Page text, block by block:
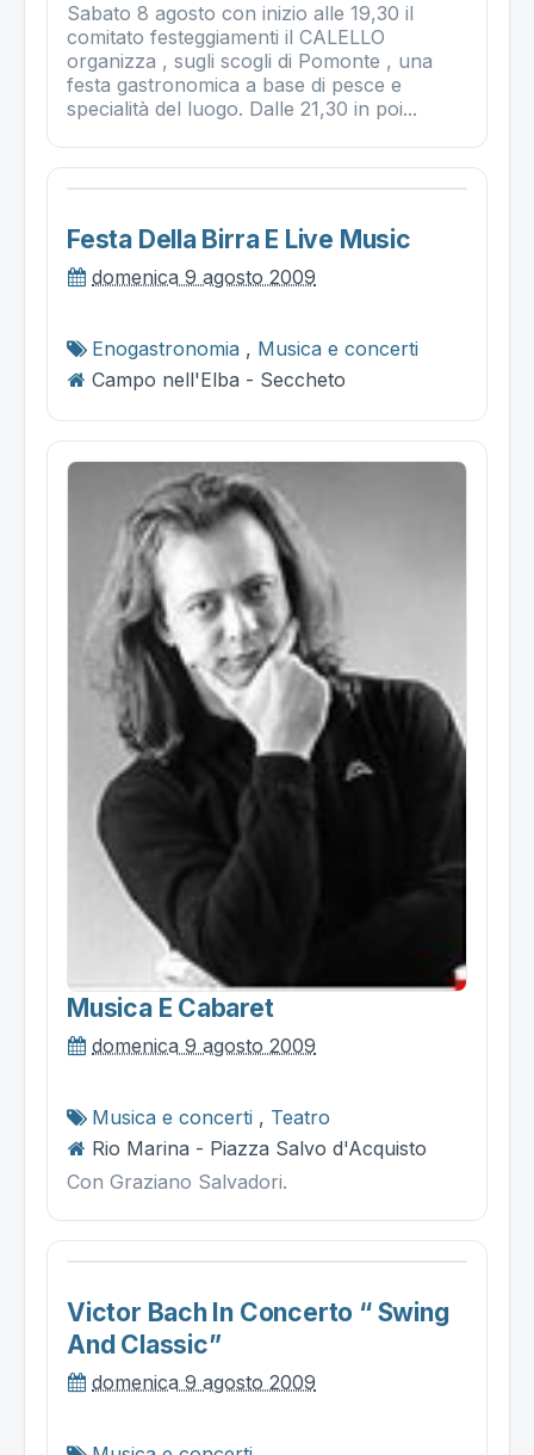
Sabato 8 agosto con inizio alle 19,30 il
comitato festeggiamenti il CALELLO
organizza , sugli scogli di Pomonte , una
festa gastronomica a base di pesce e
specialità del luogo. Dalle 21,30 in poi...
Festa Della Birra E Live Music
domenica 9 agosto 2009
Enogastronomia , Musica e concerti
Campo nell'Elba - Seccheto
Musica E Cabaret
domenica 9 agosto 2009
Musica e concerti , Teatro
Rio Marina - Piazza Salvo d'Acquisto
Con Graziano Salvadori.
Victor Bach In Concerto “ Swing
And Classic”
domenica 9 agosto 2009